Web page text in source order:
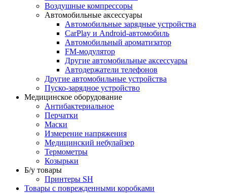
Воздушные компрессоры
Автомобильные аксессуары
Автомобильные зарядные устройства
CarPlay и Android-автомобиль
Автомобильный ароматизатор
FM-модулятор
Другие автомобильные аксессуары
Автодержатели телефонов
Другие автомобильные устройства
Пуско-зарядное устройство
Медицинское оборудование
Антибактериальное
Перчатки
Mаски
Измерение напряжения
Медицинский небулайзер
Термометры
Козырьки
Б/у товары
Принтеры SH
Товары с поврежденными коробками